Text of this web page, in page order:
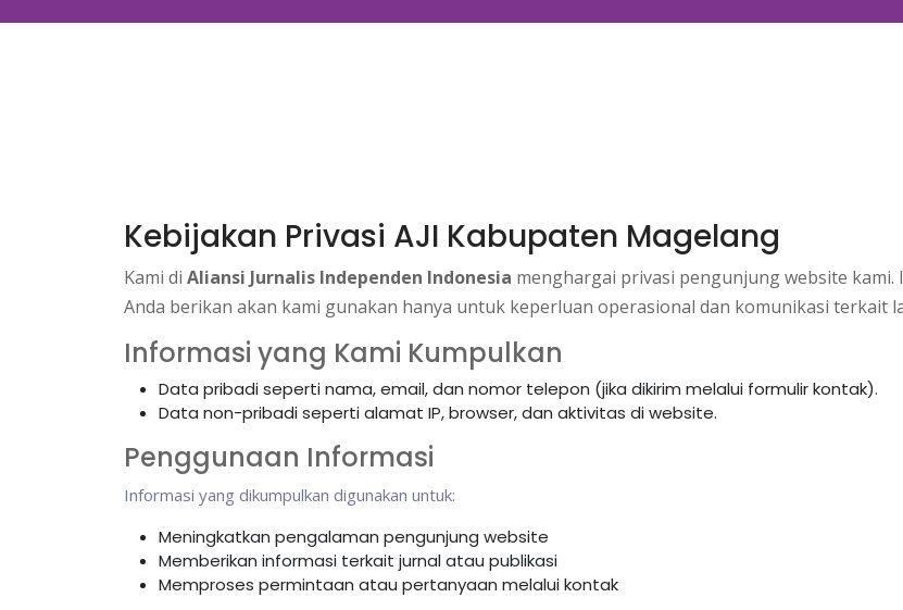
Kebijakan Privasi AJI Kabupaten Magelang
Kami di Aliansi Jurnalis Independen Indonesia menghargai privasi pengunjung website kami.
Anda berikan akan kami gunakan hanya untuk keperluan operasional dan komunikasi terkait
Informasi yang Kami Kumpulkan
Data pribadi seperti nama, email, dan nomor telepon (jika dikirim melalui formulir kontak).
Data non-pribadi seperti alamat IP, browser, dan aktivitas di website.
Penggunaan Informasi
Informasi yang dikumpulkan digunakan untuk:
Meningkatkan pengalaman pengunjung website
Memberikan informasi terkait jurnal atau publikasi
Memproses permintaan atau pertanyaan melalui kontak